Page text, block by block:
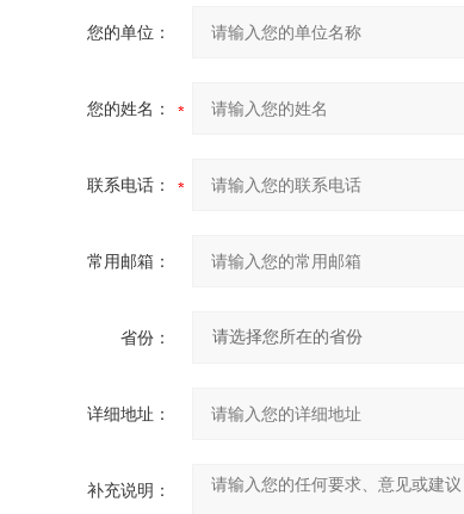
您的单位：
您的姓名：
联系电话：
常用邮箱：
省份：
详细地址：
补充说明：